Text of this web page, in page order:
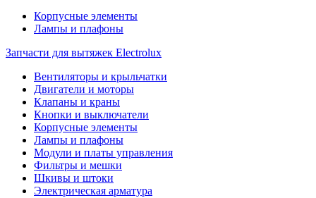
Корпусные элементы
Лампы и плафоны
Запчасти для вытяжек Electrolux
Вентиляторы и крыльчатки
Двигатели и моторы
Клапаны и краны
Кнопки и выключатели
Корпусные элементы
Лампы и плафоны
Модули и платы управления
Фильтры и мешки
Шкивы и штоки
Электрическая арматура